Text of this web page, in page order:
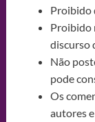
Proibido
Proibido
discurso
Não
pode
Os
autores